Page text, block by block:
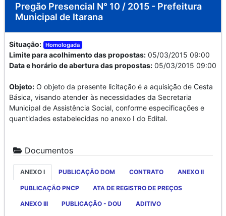
Pregão Presencial N° 10 / 2015 - Prefeitura
Municipal de Itarana
Situação: Homologada
Limite para acolhimento das propostas: 05/03/2015 09:00
Data e horário de abertura das propostas: 05/03/2015 09:00
Objeto: O objeto da presente licitação é a aquisição de Cesta
Básica, visando atender às necessidades da Secretaria
Municipal de Assistência Social, conforme especificações e
quantidades estabelecidas no anexo I do Edital.
Documentos
ANEXO I PUBLICAÇÃO DOM CONTRATO ANEXO II
PUBLICAÇÃO PNCP ATA DE REGISTRO DE PREÇOS
ANEXO III PUBLICAÇÃO - DOU ADITIVO